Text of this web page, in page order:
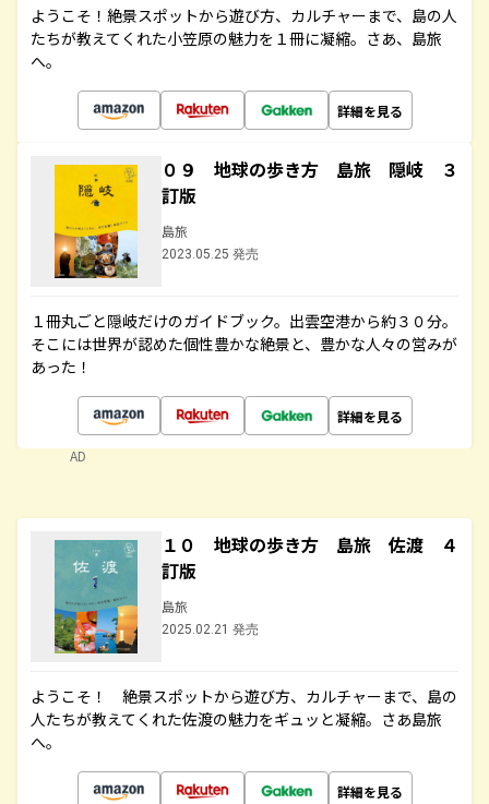
ようこそ！絶景スポットから遊び方、カルチャーまで、島の人
たちが教えてくれた小笠原の魅力を１冊に凝縮。さあ、島旅
へ。
詳細を見る
０９ 地球の歩き方 島旅 隠岐 ３
訂版
島旅
2023.05.25 発売
１冊丸ごと隠岐だけのガイドブック。出雲空港から約３０分。
そこには世界が認めた個性豊かな絶景と、豊かな人々の営みが
あった！
詳細を見る
AD
１０ 地球の歩き方 島旅 佐渡 ４
訂版
島旅
2025.02.21 発売
ようこそ！ 絶景スポットから遊び方、カルチャーまで、島の
人たちが教えてくれた佐渡の魅力をギュッと凝縮。さあ島旅
へ。
詳細を見る